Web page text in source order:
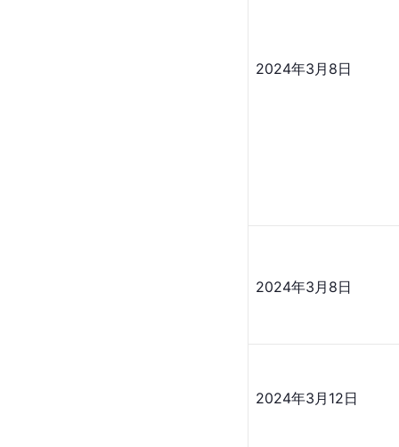
2024年3月8日
2024年3月8日
2024年3月12日